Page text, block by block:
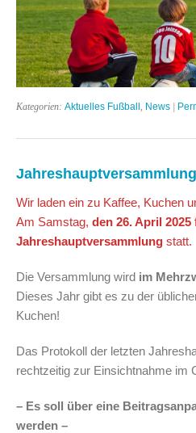
Kategorien: Aktuelles Fußball News |
Wir laden ein zu Kaffee, Kuchen
Am Samstag, den 26. April 2025
Jahreshauptversammlung statt.
Die Versammlung wird im
Dieses Jahr gibt es zu der
Kuchen!
Das Protokoll der letzten
rechtzeitig zur Einsichtnahme im
– Es soll über eine
werden –